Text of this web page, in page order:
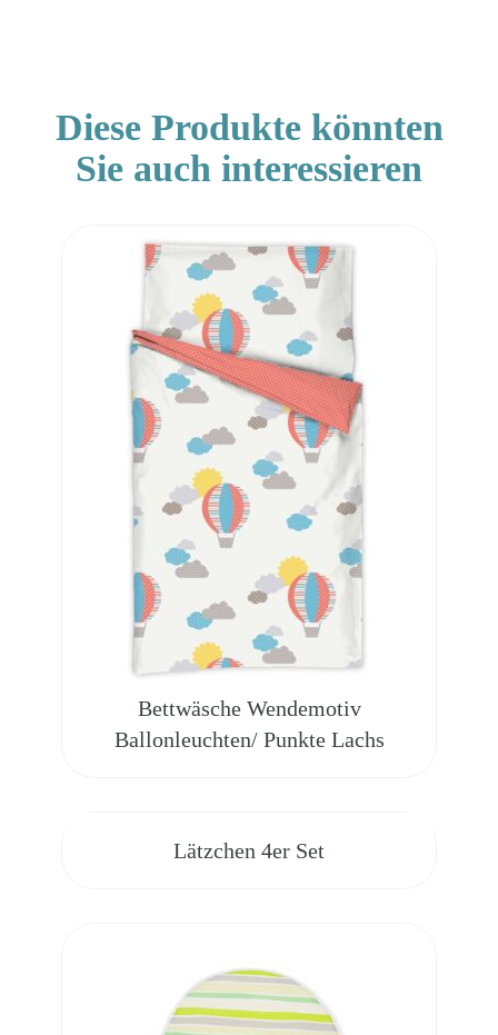
Diese Produkte könnten
Sie auch interessieren
Bettwäsche Wendemotiv
Ballonleuchten/ Punkte Lachs
Lätzchen 4er Set